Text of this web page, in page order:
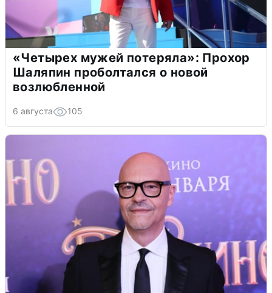
«Четырех мужей потеряла»: Прохор
Шаляпин проболтался о новой
возлюбленной
6 августа 105